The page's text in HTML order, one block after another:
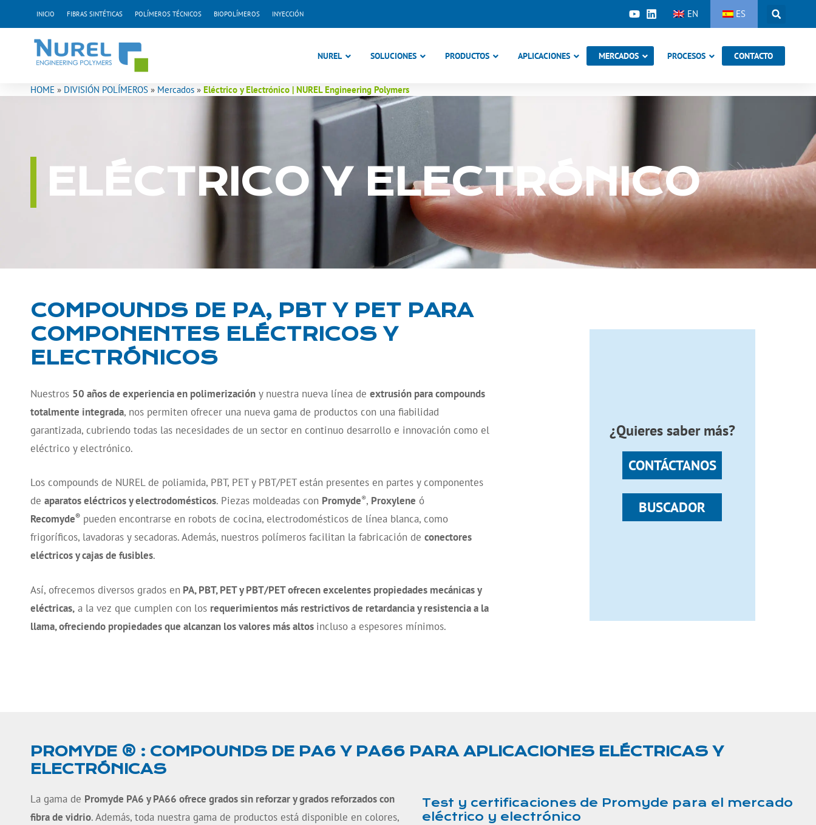
contenido
INICIO FIBRAS SINTÉTICAS POLÍMEROS TÉCNICOS BIOPOLÍMEROS INYECCIÓN EN ES
NUREL SOLUCIONES PRODUCTOS APLICACIONES MERCADOS PROCESOS CONTACTO
HOME » DIVISIÓN POLÍMEROS » Mercados » Eléctrico y Electrónico | NUREL Engineering Polymers
ELÉCTRICO Y ELECTRÓNICO
COMPOUNDS DE PA, PBT Y PET PARA
COMPONENTES ELÉCTRICOS Y
ELECTRÓNICOS
Nuestros 50 años de experiencia en polimerización y nuestra nueva línea de extrusión para compounds
totalmente integrada, nos permiten ofrecer una nueva gama de productos con una fiabilidad
garantizada, cubriendo todas las necesidades de un sector en continuo desarrollo e innovación como el
eléctrico y electrónico.
Los compounds de NUREL de poliamida, PBT, PET y PBT/PET están presentes en partes y componentes
de aparatos eléctricos y electrodomésticos. Piezas moldeadas con Promyde®, Proxylene ó
Recomyde® pueden encontrarse en robots de cocina, electrodomésticos de línea blanca, como
frigoríficos, lavadoras y secadoras. Además, nuestros polímeros facilitan la fabricación de conectores
eléctricos y cajas de fusibles.
Así, ofrecemos diversos grados en PA, PBT, PET y PBT/PETofrecen excelentes propiedades mecánicas y
eléctricas, a la vez que cumplen con los requerimientos más restrictivos de retardancia y resistencia a la
llama,ofreciendo propiedades que alcanzan los valores más altos incluso a espesores mínimos.
¿Quieres saber más?
CONTÁCTANOS
BUSCADOR
PROMYDE ® : COMPOUNDS DE PA6 Y PA66 PARA APLICACIONES ELÉCTRICAS Y
ELECTRÓNICAS
La gama de Promyde PA6 y PA66 ofrece grados sin reforzar y grados reforzados con
fibra de vidrio. Además, toda nuestra gama de productos está disponible en colores,
Test y certificaciones de Promyde para el mercado
eléctrico y electrónico